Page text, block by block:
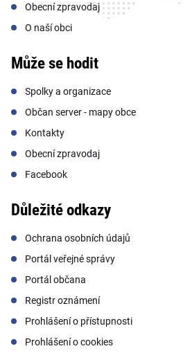
Obecní zpravodaj
O naší obci
Může se hodit
Spolky a organizace
Občan server - mapy obce
Kontakty
Obecní zpravodaj
Facebook
Důležité odkazy
Ochrana osobních údajů
Portál veřejné správy
Portál občana
Registr oznámení
Prohlášení o přístupnosti
Prohlášení o cookies